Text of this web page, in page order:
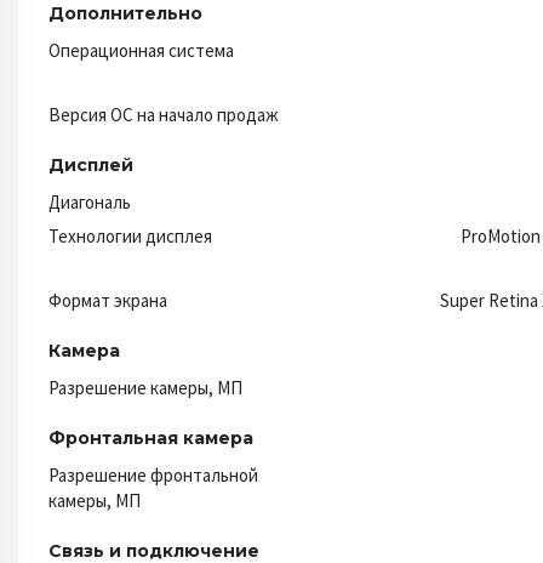
Дополнительно
Операционная система
Версия ОС на начало продаж
Дисплей
Диагональ
Технологии дисплея
Формат экрана Super Retina
Камера
Разрешение камеры, МП
Фронтальная камера
Разрешение фронтальной
камеры, МП
Связь и подключение